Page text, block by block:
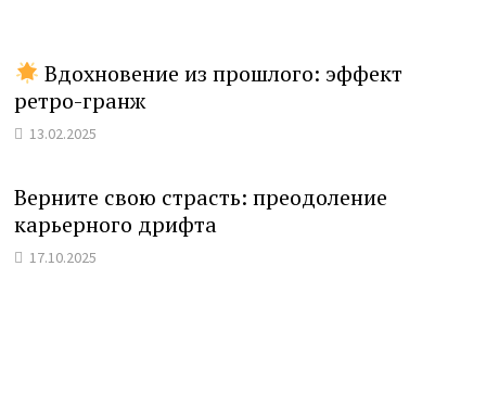
Вдохновение из прошлого: эффект
ретро-гранж
13.02.2025
Верните свою страсть: преодоление
карьерного дрифта
17.10.2025